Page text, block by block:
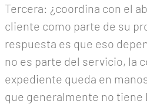
Tercera: ¿coordina con el
cliente como parte de su
respuesta es que eso
no es parte del servicio, la
expediente queda en
que generalmente no